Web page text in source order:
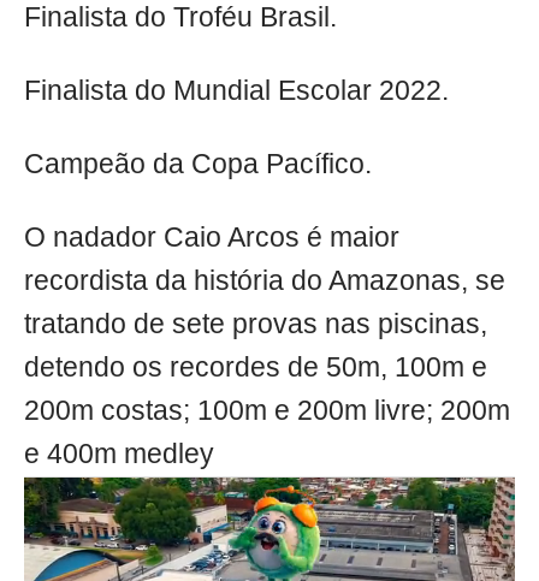
Finalista do Troféu Brasil.
Finalista do Mundial Escolar 2022.
Campeão da Copa Pacífico.
O nadador Caio Arcos é maior
recordista da história do Amazonas, se
tratando de sete provas nas piscinas,
detendo os recordes de 50m, 100m e
200m costas; 100m e 200m livre; 200m
e 400m medley